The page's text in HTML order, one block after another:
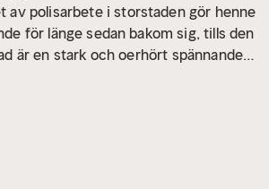
av polisarbete i storstaden gör henne
för länge sedan bakom sig, tills den
är en stark och oerhört spännande